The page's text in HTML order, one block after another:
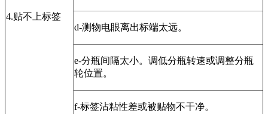
4.贴不上标签
d-测物电眼离出标端太远。
e-分瓶间隔太小。调低分瓶转速或调整分瓶
轮位置。
f-标签沾粘性差或被贴物不干净。